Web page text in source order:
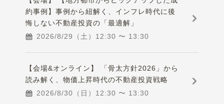
約事例】事例から紐解く、インフレ時代に後
悔しない不動産投資の「最適解」
2026/8/29（土） 12:30 〜 13:30
【会場&オンライン】 「骨太方針2026」から
読み解く、物価上昇時代の不動産投資戦略
2026/8/30（日） 12:30 〜 13:30